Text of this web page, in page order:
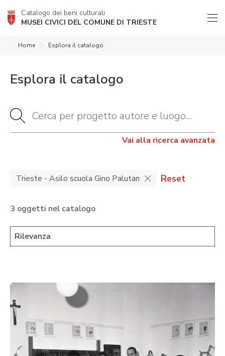
Catalogo dei beni culturali
MUSEI CIVICI DEL COMUNE DI TRIESTE
Home Esplora il catalogo
Esplora il catalogo
Vai alla ricerca avanzata
Trieste - Asilo scuola Gino Palutan Reset
3 oggetti nel catalogo